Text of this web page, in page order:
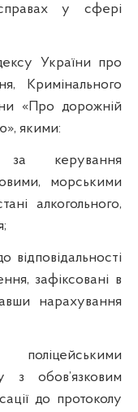
у сфері
України про
Кримінального
«Про дорожній
якими:
за керування
морськими
алкогольного,
відповідальності
зафіксовані в
нарахування
поліцейськими
з обов’язковим
до протоколу